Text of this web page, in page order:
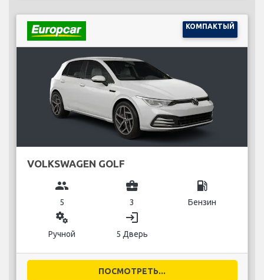
КОМПАКТЫЙ
VOLKSWAGEN GOLF
group
5
business_center
3
local_gas_station
Бензин
miscellaneous_services
Ручной
login
5 Дверь
ПОСМОТРЕТЬ...